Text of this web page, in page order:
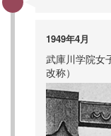
1949年4月
武庫川学院女
改称）